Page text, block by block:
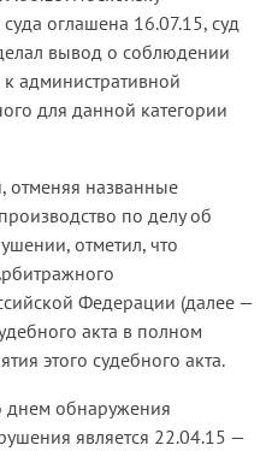
оглашена 16.07.15, суд
вывод о соблюдении
административной
для данной категории
отменяя названные
по делу об
отметил, что
Федерации (далее —
акта в полном
этого судебного акта.
днем обнаружения
является 22.04.15 —